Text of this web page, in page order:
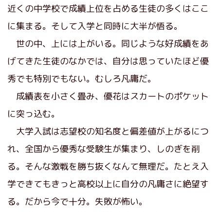
近くの中学校で成績上位を占める生徒の多くはここ
に集まる。そして入学と同時に大半が悟る。
世の中、上には上がいる。同じような好成績をあ
げてきた生徒のなかでは、自分は思っていたほど優
秀でも特別でもない。むしろ凡庸だ。
成績表を小さく畳み、優花はスカートのポケット
に突っ込む。
大学入試は志望校の知名度と偏差値が上がるにつ
れ、全国から優秀な受験生が集まり、しのぎを削
る。そんな激戦を勝ち抜くなんて無理だ。たとえ入
学できてもきっと高校以上に自分の凡庸さに絶望す
る。だから今で十分。失敗が怖い。